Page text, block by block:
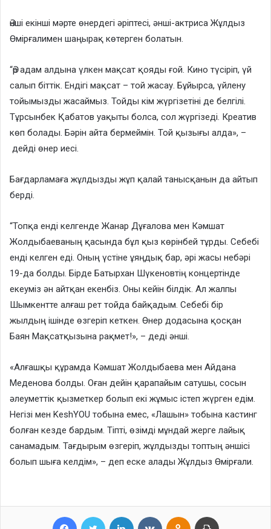
Әнші екінші мәрте өнердегі әріптесі, әнші-актриса Жұлдыз
Өмірғалимен шаңырақ көтерген болатын.
“Әр адам алдына үлкен мақсат қояды ғой. Кино түсіріп, үй
салып біттік. Ендігі мақсат – той жасау. Бұйырса, үйлену
тойымызды жасаймыз. Тойды кім жүргізетіні де белгілі.
Тұрсынбек Қабатов уақыты болса, сол жүргізеді. Креатив
көп болады. Бәрін айта бермеймін. Той қызығы алда», –
дейді өнер иесі.
Бағдарламаға жұлдызды жұп қалай танысқанын да айтып
берді.
“Топқа енді келгенде Жанар Дұғалова мен Кәмшат
Жолдыбаеваның қасында бұл қыз көрінбей тұрды. Себебі
енді келген еді. Оның үстіне ұяңдық бар, әрі жасы небәрі
19-да болды. Бірде Батырхан Шүкеновтің концертінде
екеуміз ән айтқан екенбіз. Оны кейін білдік. Ал жалпы
Шымкентте алғаш рет тойда байқадым. Себебі бір
жылдың ішінде өзгеріп кеткен. Өнер додасына қосқан
Баян Мақсатқызына рақмет!», – деді әнші.
«Алғашқы құрамда Кәмшат Жолдыбаева мен Айдана
Меденова болды. Оған дейін қарапайым сатушы, сосын
әлеуметтік қызметкер болып екі жұмыс істеп жүрген едім.
Негізі мен KeshYOU тобына емес, «Лашын» тобына кастинг
болған кезде бардым. Тіпті, өзімді мұндай жерге лайық
санамадым. Тағдырым өзгеріп, жұлдызды топтың әншісі
болып шыға келдім», – деп еске алады Жұлдыз Өмірғали.
Facebook Twitter LinkedIn VKontakteOdnoklassniki